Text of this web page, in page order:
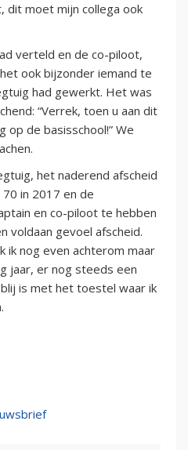
dit moet mijn collega ook
verteld en de co-piloot,
ook bijzonder iemand te
had gewerkt. Het was
“Verrek, toen u aan dit
de basisschool!” We
het naderend afscheid
in 2017 en de
en co-piloot te hebben
voldaan gevoel afscheid.
ik nog even achterom maar
jaar, er nog steeds een
is met het toestel waar ik